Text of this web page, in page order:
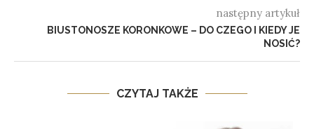
następny artykuł
BIUSTONOSZE KORONKOWE – DO CZEGO I KIEDY JE
NOSIĆ?
CZYTAJ TAKŻE